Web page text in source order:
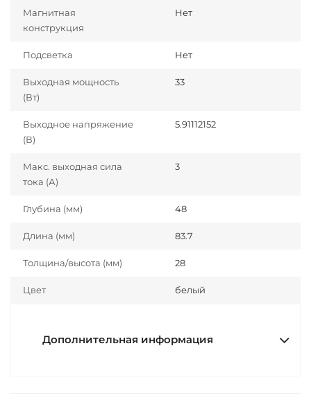
Магнитная
конструкция
Нет
Подсветка Нет
Выходная мощность
(Вт)
33
Выходное напряжение
(В)
5.91112152
Макс. выходная сила
тока (А)
3
Глубина (мм) 48
Длина (мм) 83.7
Толщина/высота (мм) 28
Цвет белый
Дополнительная информация